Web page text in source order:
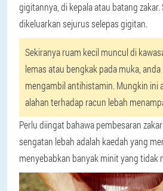
gigitannya, di kepala atau batang
dikeluarkan sejurus selepas gigitan.
Sekiranya ruam kecil muncul di
lemas atau bengkak pada muka,
mengambil antihistamin. Mungkin ini
alahan terhadap racun lebah
Perlu diingat bahawa pembesaran
sengatan lebah adalah kaedah yang
menyebabkan banyak minit yang tidak